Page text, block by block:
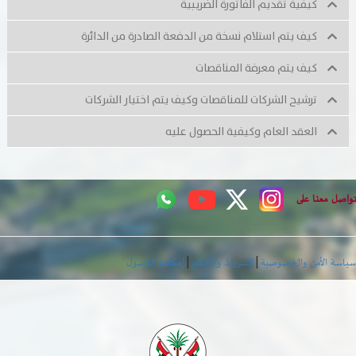
الأسئلة الشائعة
سياسة النظام الإداري المتكامل
جوائز و شهادات
الميثاق
سياسة أمن المعلومات
سياسة الموردين و المشتريات
سياسة نظام إدارة المرافق
المنشآت العمرانية
تسجيل شركة جديدة
Vendor Portal - منصة الشركات
تواصل معنا على
سياسة الأمن والخصوصية|الشروط والأحكام|إمكانية الوصول